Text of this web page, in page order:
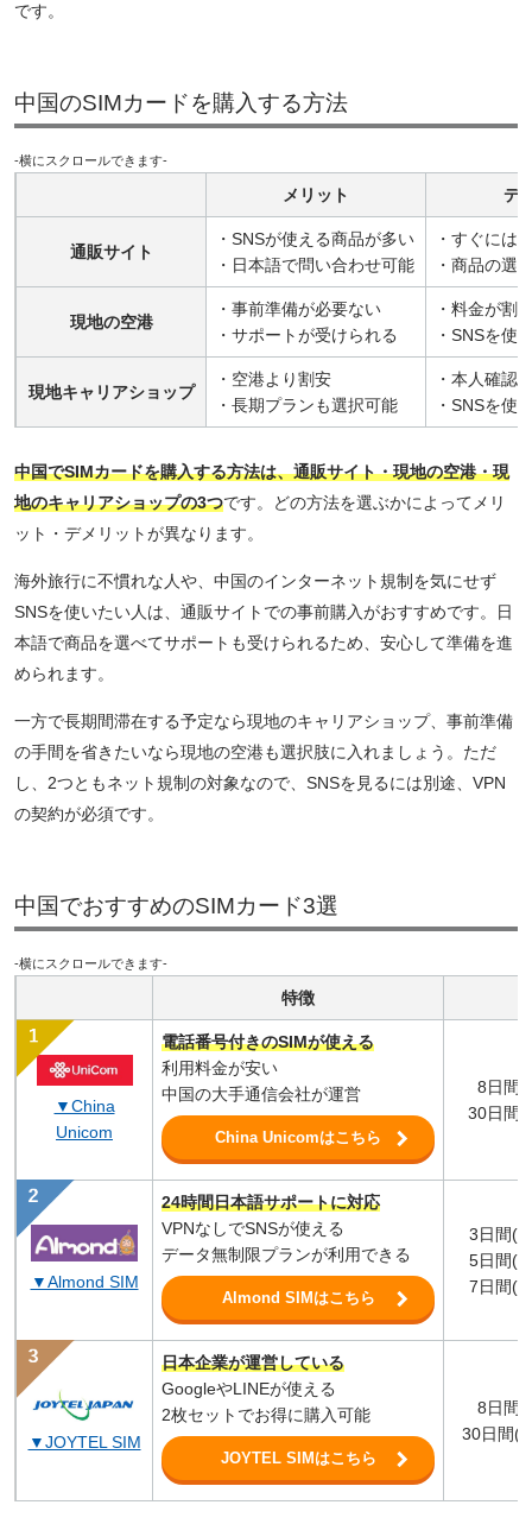
です。
中国のSIMカードを購入する方法
-横にスクロールできます-
メリット デ
通販サイト
・SNSが使える商品が多い
・日本語で問い合わせ可能
・すぐには
・商品の選
現地の空港
・事前準備が必要ない
・サポートが受けられる
・料金が割
・SNSを使
現地キャリアショップ
・空港より割安
・長期プランも選択可能
・本人確認
・SNSを使
中国でSIMカードを購入する方法は、通販サイト・現地の空港・現
地のキャリアショップの3つです。どの方法を選ぶかによってメリ
ット・デメリットが異なります。
海外旅行に不慣れな人や、中国のインターネット規制を気にせず
SNSを使いたい人は、通販サイトでの事前購入がおすすめです。日
本語で商品を選べてサポートも受けられるため、安心して準備を進
められます。
一方で長期間滞在する予定なら現地のキャリアショップ、事前準備
の手間を省きたいなら現地の空港も選択肢に入れましょう。ただ
し、2つともネット規制の対象なので、SNSを見るには別途、VPN
の契約が必須です。
中国でおすすめのSIMカード3選
-横にスクロールできます-
特徴
▼China
Unicom
電話番号付きのSIMが使える
利用料金が安い
中国の大手通信会社が運営
China Unicomはこちら
8日間
30日間
▼Almond SIM
24時間日本語サポートに対応
VPNなしでSNSが使える
データ無制限プランが利用できる
Almond SIMはこちら
3日間(
5日間(
7日間(
▼JOYTEL SIM
日本企業が運営している
GoogleやLINEが使える
2枚セットでお得に購入可能
JOYTEL SIMはこちら
8日間
30日間